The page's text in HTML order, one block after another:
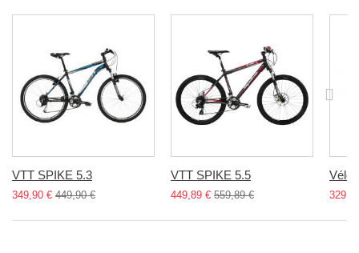
VTT SPIKE 5.3
349,90 € 449,90 €
VTT SPIKE 5.5
449,89 € 559,89 €